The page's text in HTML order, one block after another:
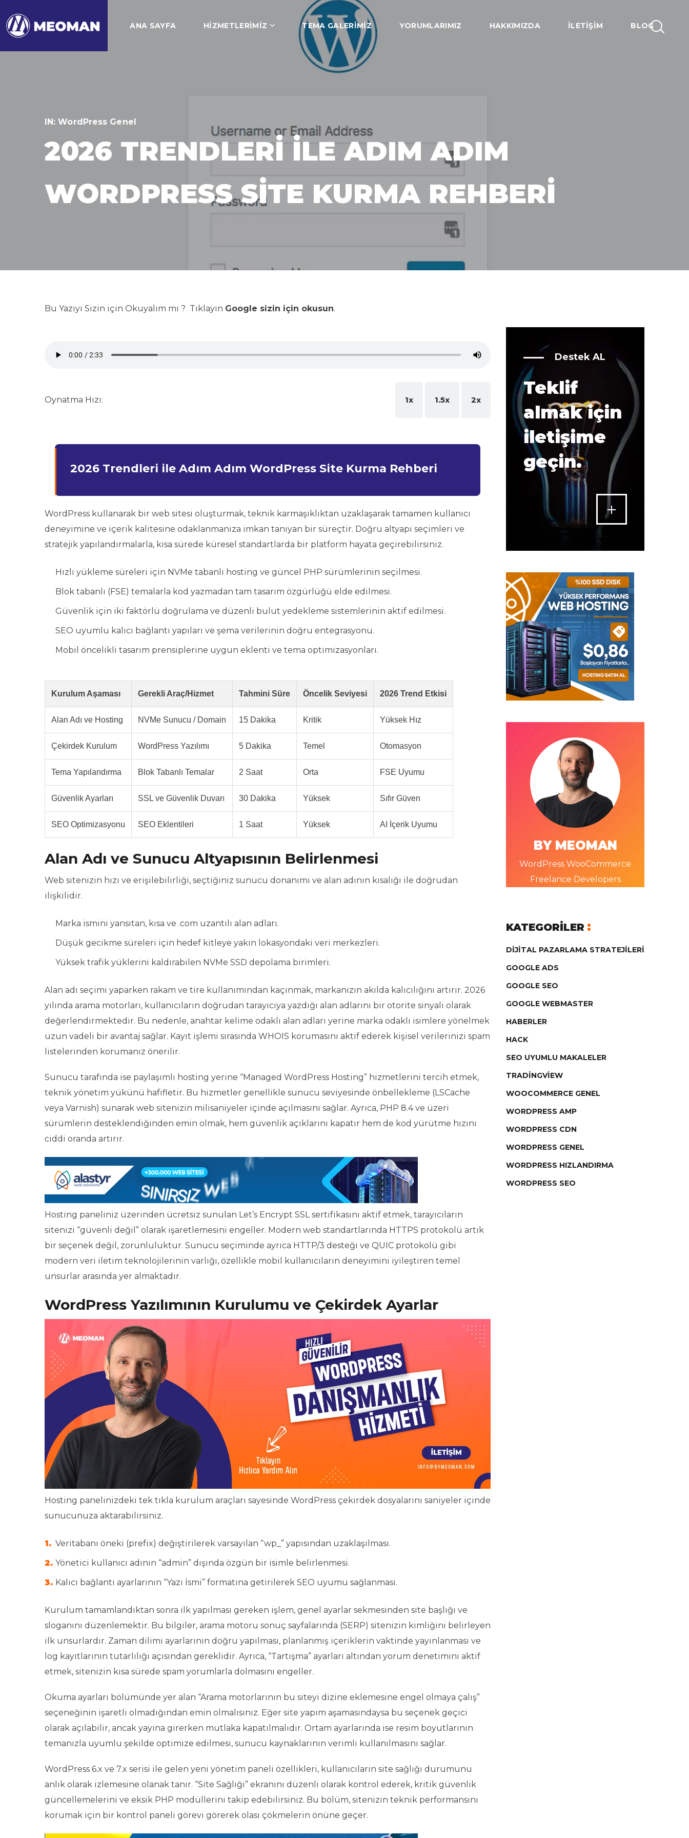
ANA SAYFA HIZMETLERIMIZ TEMA GALERIMIZ YORUMLARIMIZ HAKKIMIZDA İLETIŞIM BLOG
IN: WordPress Genel
2026 TRENDLERI ILE ADIM ADIM
WORDPRESS SITE KURMA REHBERI
Bu Yazıyı Sizin için Okuyalım mı ? Tıklayın Google sizin için okusun.
Oynatma Hızı: 1x 1.5x 2x
2026 Trendleri ile Adım Adım WordPress Site Kurma Rehberi
WordPress kullanarak bir web sitesi oluşturmak, teknik karmaşıklıktan uzaklaşarak tamamen kullanıcı
deneyimine ve içerik kalitesine odaklanmanıza imkan tanıyan bir süreçtir. Doğru altyapı seçimleri ve
stratejik yapılandırmalarla, kısa sürede küresel standartlarda bir platform hayata geçirebilirsiniz.
Hızlı yükleme süreleri için NVMe tabanlı hosting ve güncel PHP sürümlerinin seçilmesi.
Blok tabanlı (FSE) temalarla kod yazmadan tam tasarım özgürlüğü elde edilmesi.
Güvenlik için iki faktörlü doğrulama ve düzenli bulut yedekleme sistemlerinin aktif edilmesi.
SEO uyumlu kalıcı bağlantı yapıları ve şema verilerinin doğru entegrasyonu.
Mobil öncelikli tasarım prensiplerine uygun eklenti ve tema optimizasyonları.
Kurulum Aşaması Gerekli Araç/Hizmet Tahmini Süre Öncelik Seviyesi 2026 Trend Etkisi
Alan Adı ve Hosting NVMe Sunucu / Domain 15 Dakika Kritik Yüksek Hız
Çekirdek Kurulum WordPress Yazılımı 5 Dakika Temel Otomasyon
Tema Yapılandırma Blok Tabanlı Temalar 2 Saat Orta FSE Uyumu
Güvenlik Ayarları SSL ve Güvenlik Duvarı 30 Dakika Yüksek Sıfır Güven
SEO Optimizasyonu SEO Eklentileri 1 Saat Yüksek AI İçerik Uyumu
Alan Adı ve Sunucu Altyapısının Belirlenmesi
Web sitenizin hızı ve erişilebilirliği, seçtiğiniz sunucu donanımı ve alan adının kısalığı ile doğrudan
ilişkilidir.
Marka ismini yansıtan, kısa ve .com uzantılı alan adları.
Düşük gecikme süreleri için hedef kitleye yakın lokasyondaki veri merkezleri.
Yüksek trafik yüklerini kaldırabilen NVMe SSD depolama birimleri.
Alan adı seçimi yaparken rakam ve tire kullanımından kaçınmak, markanızın akılda kalıcılığını artırır. 2026
yılında arama motorları, kullanıcıların doğrudan tarayıcıya yazdığı alan adlarını bir otorite sinyali olarak
değerlendirmektedir. Bu nedenle, anahtar kelime odaklı alan adları yerine marka odaklı isimlere yönelmek
uzun vadeli bir avantaj sağlar. Kayıt işlemi sırasında WHOIS korumasını aktif ederek kişisel verilerinizi spam
listelerinden korumanız önerilir.
Sunucu tarafında ise paylaşımlı hosting yerine “Managed WordPress Hosting” hizmetlerini tercih etmek,
teknik yönetim yükünü hafifletir. Bu hizmetler genellikle sunucu seviyesinde önbellekleme (LSCache
veya Varnish) sunarak web sitenizin milisaniyeler içinde açılmasını sağlar. Ayrıca, PHP 8.4 ve üzeri
sürümlerin desteklendiğinden emin olmak, hem güvenlik açıklarını kapatır hem de kod yürütme hızını
ciddi oranda artırır.
Hosting paneliniz üzerinden ücretsiz sunulan Let’s Encrypt SSL sertifikasını aktif etmek, tarayıcıların
sitenizi “güvenli değil” olarak işaretlemesini engeller. Modern web standartlarında HTTPS protokolü artık
bir seçenek değil, zorunluluktur. Sunucu seçiminde ayrıca HTTP/3 desteği ve QUIC protokolü gibi
modern veri iletim teknolojilerinin varlığı, özellikle mobil kullanıcıların deneyimini iyileştiren temel
unsurlar arasında yer almaktadır.
WordPress Yazılımının Kurulumu ve Çekirdek Ayarlar
Hosting panelinizdeki tek tıkla kurulum araçları sayesinde WordPress çekirdek dosyalarını saniyeler içinde
sunucunuza aktarabilirsiniz.
Veritabanı öneki (prefix) değiştirilerek varsayılan “wp_” yapısından uzaklaşılması.
Yönetici kullanıcı adının “admin” dışında özgün bir isimle belirlenmesi.
Kalıcı bağlantı ayarlarının “Yazı İsmi” formatına getirilerek SEO uyumu sağlanması.
Kurulum tamamlandıktan sonra ilk yapılması gereken işlem, genel ayarlar sekmesinden site başlığı ve
sloganını düzenlemektir. Bu bilgiler, arama motoru sonuç sayfalarında (SERP) sitenizin kimliğini belirleyen
ilk unsurlardır. Zaman dilimi ayarlarının doğru yapılması, planlanmış içeriklerin vaktinde yayınlanması ve
log kayıtlarının tutarlılığı açısından gereklidir. Ayrıca, “Tartışma” ayarları altından yorum denetimini aktif
etmek, sitenizin kısa sürede spam yorumlarla dolmasını engeller.
Okuma ayarları bölümünde yer alan “Arama motorlarının bu siteyi dizine eklemesine engel olmaya çalış”
seçeneğinin işaretli olmadığından emin olmalısınız. Eğer site yapım aşamasındaysa bu seçenek geçici
olarak açılabilir, ancak yayına girerken mutlaka kapatılmalıdır. Ortam ayarlarında ise resim boyutlarının
temanızla uyumlu şekilde optimize edilmesi, sunucu kaynaklarının verimli kullanılmasını sağlar.
WordPress 6.x ve 7.x serisi ile gelen yeni yönetim paneli özellikleri, kullanıcıların site sağlığı durumunu
anlık olarak izlemesine olanak tanır. “Site Sağlığı” ekranını düzenli olarak kontrol ederek, kritik güvenlik
güncellemelerini ve eksik PHP modüllerini takip edebilirsiniz. Bu bölüm, sitenizin teknik performansını
korumak için bir kontrol paneli görevi görerek olası çökmelerin önüne geçer.
Destek AL
Teklif
almak için
iletişime
geçin.
BY MEOMAN
WordPress WooCommerce
Freelance Developers
KATEGORILER
DIJITAL PAZARLAMA STRATEJILERI
GOOGLE ADS
GOOGLE SEO
GOOGLE WEBMASTER
HABERLER
HACK
SEO UYUMLU MAKALELER
TRADINGVIEW
WOOCOMMERCE GENEL
WORDPRESS AMP
WORDPRESS CDN
WORDPRESS GENEL
WORDPRESS HIZLANDIRMA
WORDPRESS SEO